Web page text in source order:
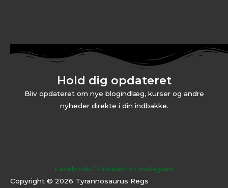
Hold dig opdateret
Bliv opdateret om nye blogindlæg, kurser og andre
nyheder direkte i din indbakke.
Facebook-f Linkedin-in Instagram
Copyright © 2026 Tyrannosaurus Regs